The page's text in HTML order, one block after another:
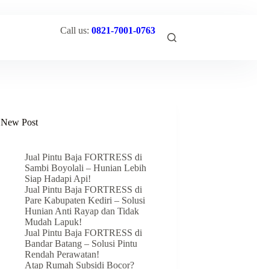
Call us: 0821-7001-0763
New Post
Jual Pintu Baja FORTRESS di
Sambi Boyolali – Hunian Lebih
Siap Hadapi Api!
Jual Pintu Baja FORTRESS di
Pare Kabupaten Kediri – Solusi
Hunian Anti Rayap dan Tidak
Mudah Lapuk!
Jual Pintu Baja FORTRESS di
Bandar Batang – Solusi Pintu
Rendah Perawatan!
Atap Rumah Subsidi Bocor?